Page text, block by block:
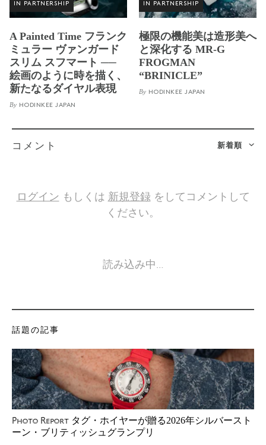
IN PARTNERSHIP
A Painted Time フランク
ミュラー ヴァンガード
スリム スフマート ──
絵画のように時を描く、
新たなるダイヤル表現
By HODINKEE JAPAN
IN PARTNERSHIP
極限の機能美は造形美へ
と深化する MR-G
FROGMAN
“BRINICLE”
By HODINKEE JAPAN
新着順
コメント
ログイン もしくは 新規登録をしてコメントして
ください。
読み込み中…
話題の記事
Photo Report タグ・ホイヤーが贈る2026年シルバースト
ーン・ブリティッシュグランプリ